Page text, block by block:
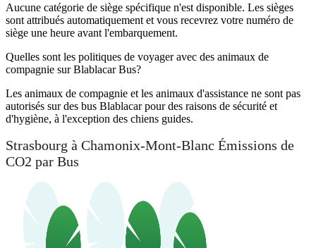
Aucune catégorie de siège spécifique n'est disponible. Les sièges
sont attribués automatiquement et vous recevrez votre numéro de
siège une heure avant l'embarquement.
Quelles sont les politiques de voyager avec des animaux de
compagnie sur Blablacar Bus?
Les animaux de compagnie et les animaux d'assistance ne sont pas
autorisés sur des bus Blablacar pour des raisons de sécurité et
d'hygiène, à l'exception des chiens guides.
Strasbourg à Chamonix-Mont-Blanc Émissions de
CO2 par Bus